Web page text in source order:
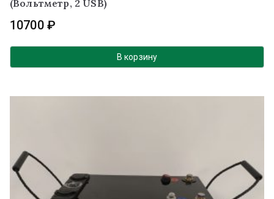
(Вольтметр, 2 USB)
10700 ₽
В корзину